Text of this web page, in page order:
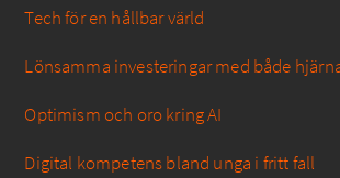
Tech för en hållbar värld
Lönsamma investeringar med både
Optimism och oro kring AI
Digital kompetens bland unga i fritt fall